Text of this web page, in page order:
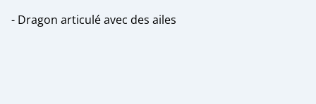
- Dragon articulé avec des ailes